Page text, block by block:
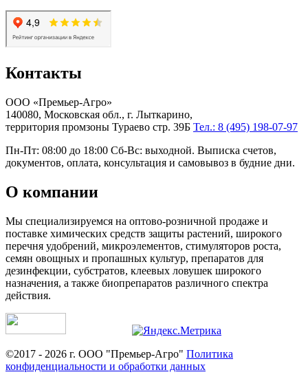
Контакты
ООО «Премьер-Агро»
140080, Московская обл., г. Лыткарино,
территория промзоны Тураево стр. 39Б Тел.: 8 (495) 198-07-97
Пн-Пт: 08:00 до 18:00 Сб-Вс: выходной. Выписка счетов,
документов, оплата, консультация и самовывоз в будние дни.
О компании
Мы специализируемся на оптово-розничной продаже и
поставке химических средств защиты растений, широкого
перечня удобрений, микроэлементов, стимуляторов роста,
семян овощных и пропашных культур, препаратов для
дезинфекции, субстратов, клеевых ловушек широкого
назначения, а также биопрепаратов различного спектра
действия.
©2017 - 2026 г. ООО "Премьер-Агро" Политика
конфиденциальности и обработки данных